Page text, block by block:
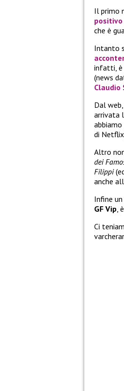
Il primo
che è
Intanto
infatti, è
(news
Claudio
Dal
arrivata
di
Altro
dei
Filippi
anche
Infine
GF Vip, è
Ci